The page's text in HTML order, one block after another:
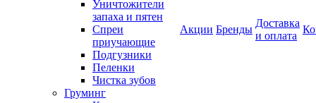
Уничтожители
запаха и пятен
Спреи
приучающие
Подгузники
Пеленки
Чистка зубов
Груминг
Акции Бренды
Доставка
и оплата